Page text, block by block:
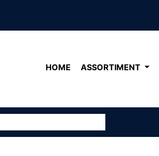
HOME ASSORTIMENT